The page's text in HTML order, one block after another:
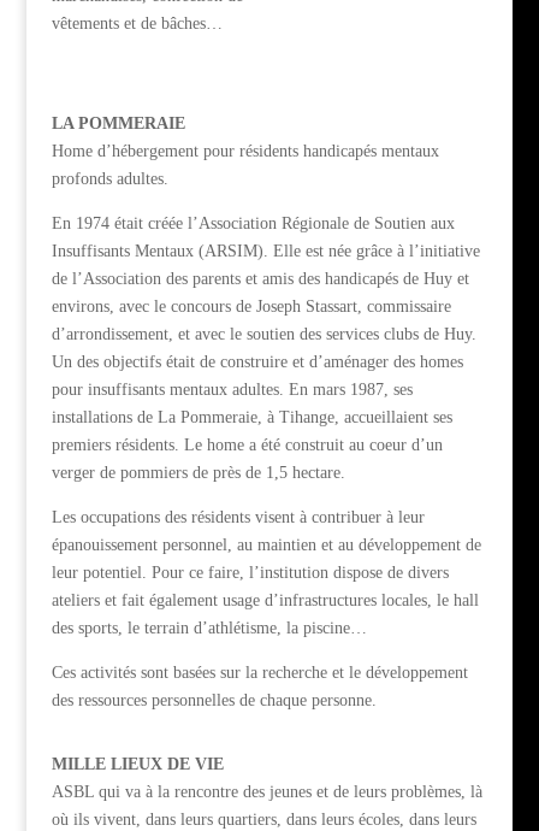
vêtements et de bâches…
LA POMMERAIE
Home d’hébergement pour résidents handicapés mentaux
profonds adultes.
En 1974 était créée l’Association Régionale de Soutien aux
Insuffisants Mentaux (ARSIM). Elle est née grâce à l’initiative
de l’Association des parents et amis des handicapés de Huy et
environs, avec le concours de Joseph Stassart, commissaire
d’arrondissement, et avec le soutien des services clubs de Huy.
Un des objectifs était de construire et d’aménager des homes
pour insuffisants mentaux adultes. En mars 1987, ses
installations de La Pommeraie, à Tihange, accueillaient ses
premiers résidents. Le home a été construit au coeur d’un
verger de pommiers de près de 1,5 hectare.
Les occupations des résidents visent à contribuer à leur
épanouissement personnel, au maintien et au développement de
leur potentiel. Pour ce faire, l’institution dispose de divers
ateliers et fait également usage d’infrastructures locales, le hall
des sports, le terrain d’athlétisme, la piscine…
Ces activités sont basées sur la recherche et le développement
des ressources personnelles de chaque personne.
MILLE LIEUX DE VIE
ASBL qui va à la rencontre des jeunes et de leurs problèmes, là
où ils vivent, dans leurs quartiers, dans leurs écoles, dans leurs